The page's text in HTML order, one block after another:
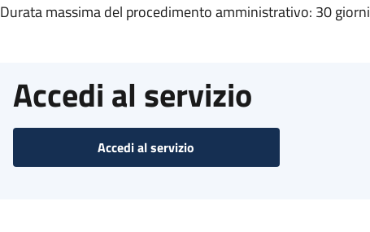
Durata massima del procedimento amministrativo: 30 giorni
Accedi al servizio
Accedi al servizio